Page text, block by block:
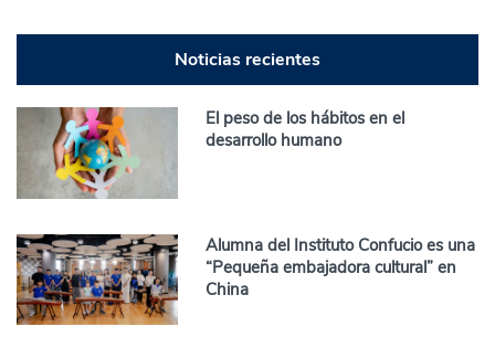
Noticias recientes
El peso de los hábitos en el
desarrollo humano
Alumna del Instituto Confucio es una
“Pequeña embajadora cultural” en
China